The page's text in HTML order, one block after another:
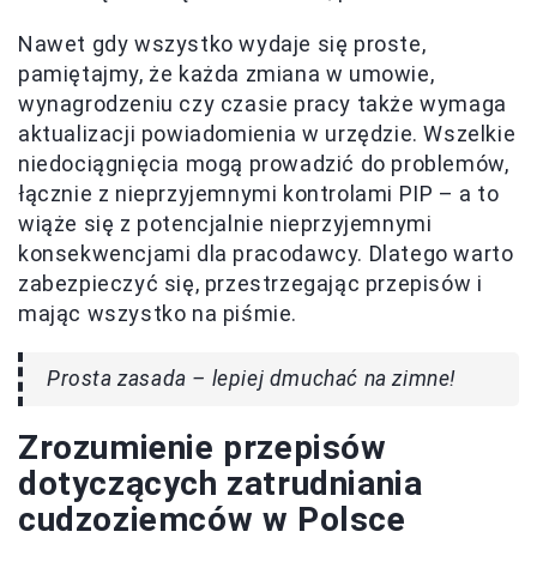
Nawet gdy wszystko wydaje się proste,
pamiętajmy, że każda zmiana w umowie,
wynagrodzeniu czy czasie pracy także wymaga
aktualizacji powiadomienia w urzędzie. Wszelkie
niedociągnięcia mogą prowadzić do problemów,
łącznie z nieprzyjemnymi kontrolami PIP – a to
wiąże się z potencjalnie nieprzyjemnymi
konsekwencjami dla pracodawcy. Dlatego warto
zabezpieczyć się, przestrzegając przepisów i
mając wszystko na piśmie.
Prosta zasada – lepiej dmuchać na zimne!
Zrozumienie przepisów
dotyczących zatrudniania
cudzoziemców w Polsce